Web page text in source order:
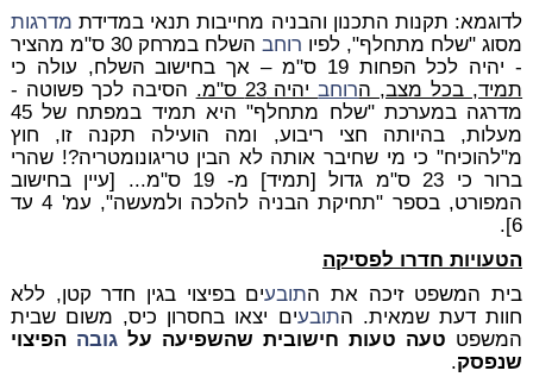
לדוגמא: תקנות התכנון והבניה מחייבות תנאי במדידת מדרגות
מסוג "שלח מתחלף", לפיו רוחב
השלח במרחק 30 ס"מ מהציר
- יהיה לכל הפחות 19 ס"מ – אך בחישוב השלח, עולה כי
תמיד, בכל מצב, הרוחביהיה 23 ס"מ.
הסיבה לכך פשוטה -
מדרגה במערכת "שלח מתחלף" היא תמיד במפתח של 45
מעלות, בהיותה חצי ריבוע, ומה הועילה תקנה זו, חוץ
מ"להוכיח" כי מי שחיבר אותה לא הבין טריגונומטריה?! שהרי
ברור כי 23 ס"מ גדול [תמיד] מ- 19 ס"מ... [עיין בחישוב
המפורט, בספר "תחיקת הבניה להלכה ולמעשה", עמ' 4 עד
6].
הטעויות חדרו לפסיקה
בית המשפט זיכה את התובעים בפיצוי בגין חדר קטן, ללא
חוות דעת שמאית. התובעים יצאו בחסרון כיס, משום שבית
המשפט טעה טעות חישובית שהשפיעה עלגובה הפיצוי
שנפסק.